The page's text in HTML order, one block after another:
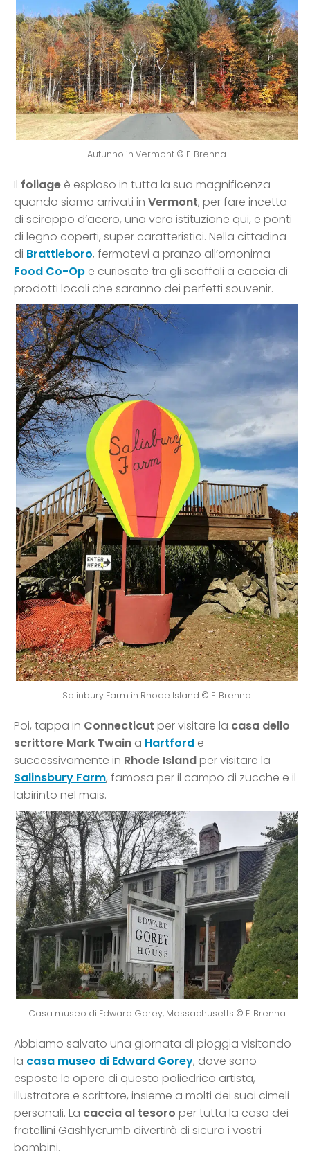
Autunno in Vermont © E. Brenna
Il foliage è esploso in tutta la sua magnificenza
quando siamo arrivati in Vermont, per fare incetta
di sciroppo d’acero, una vera istituzione qui, e ponti
di legno coperti, super caratteristici. Nella cittadina
di Brattleboro, fermatevi a pranzo all’omonima
Food Co-Op e curiosate tra gli scaffali a caccia di
prodotti locali che saranno dei perfetti souvenir.
Salinbury Farm in Rhode Island © E. Brenna
Poi, tappa in Connecticut per visitare la casa dello
scrittore Mark Twain a Hartford e
successivamente in Rhode Islandper visitare la
Salinsbury Farm, famosa per il campo di zucche e il
labirinto nel mais.
Casa museo di Edward Gorey, Massachusetts © E. Brenna
Abbiamo salvato una giornata di pioggia visitando
la casa museo di Edward Gorey, dove sono
esposte le opere di questo poliedrico artista,
illustratore e scrittore, insieme a molti dei suoi cimeli
personali. La caccia al tesoro per tutta la casa dei
fratellini Gashlycrumb divertirà di sicuro i vostri
bambini.